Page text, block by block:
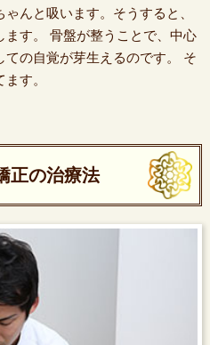
んと吸います。そうすると、
ます。 骨盤が整うことで、中心
の自覚が芽生えるのです。 そ
す。
正の治療法